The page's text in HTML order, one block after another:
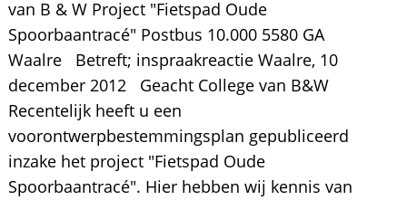
van B & W Project "Fietspad Oude
Spoorbaantracé" Postbus 10.000 5580 GA
Waalre Betreft; inspraakreactie Waalre, 10
december 2012 Geacht College van B&W
Recentelijk heeft u een
voorontwerpbestemmingsplan gepubliceerd
inzake het project "Fietspad Oude
Spoorbaantracé". Hier hebben wij kennis van